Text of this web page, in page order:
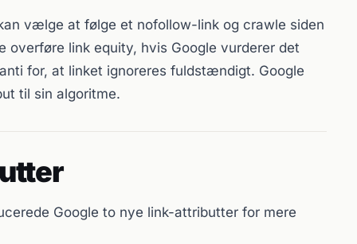
vælge at følge et nofollow-link og crawle siden
link equity, hvis Google vurderer det
for, at linket ignoreres fuldstændigt. Google
til sin algoritme.
Google to nye link-attributter for mere